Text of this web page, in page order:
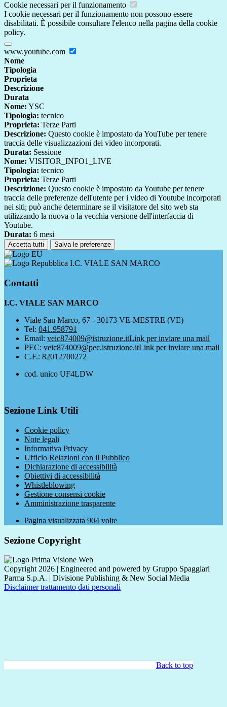
Cookie necessari per il funzionamento
I cookie necessari per il funzionamento non possono essere
disabilitati. È possibile consultare l'elenco nella pagina della cookie
policy.
www.youtube.com
Nome
Tipologia
Proprieta
Descrizione
Durata
Nome: YSC
Tipologia: tecnico
Proprieta: Terze Parti
Descrizione: Questo cookie è impostato da YouTube per tenere
traccia delle visualizzazioni dei video incorporati.
Durata: Sessione
Nome: VISITOR_INFO1_LIVE
Tipologia: tecnico
Proprieta: Terze Parti
Descrizione: Questo cookie è impostato da Youtube per tenere
traccia delle preferenze dell'utente per i video di Youtube incorporati
nei siti; può anche determinare se il visitatore del sito web sta
utilizzando la nuova o la vecchia versione dell'interfaccia di
Youtube.
Durata: 6 mesi
Accetta tutti Salva le preferenze
I.C. VIALE SAN MARCO
Contatti
I.C. VIALE SAN MARCO
Viale San Marco, 67 - 30173 VE-MESTRE (VE)
Tel: 041.958791
Email: veic874009@istruzione.itLink per inviare una mail
PEC: veic874009@pec.istruzione.itLink per inviare una mail
C.F.: 82012700272
cod. unico UF4LDW
Sezione Link Utili
Cookie policy
Note legali
Informativa Privacy
Ufficio Relazioni con il Pubblico
Dichiarazione di accessibilità
Obiettivi di accessibilità
Whistleblowing
Gestione consensi cookie
Amministrazione trasparente
Pagina visualizzata 904 volte
Sezione Copyright
Copyright 2026 | Engineered and powered by Gruppo Spaggiari
Parma S.p.A. | Divisione Publishing & New Social Media
Disclaimer trattamento dati personali
Back to top